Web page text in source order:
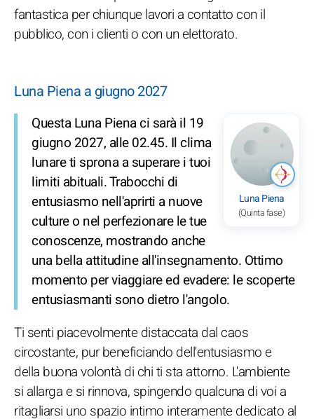
fantastica per chiunque lavori a contatto con il
pubblico, con i clienti o con un elettorato.
Luna Piena a giugno 2027
Luna Piena
(Quinta fase)
Questa Luna Piena ci sarà il 19
giugno 2027, alle 02.45. Il clima
lunare ti sprona a superare i tuoi
limiti abituali. Trabocchi di
entusiasmo nell'aprirti a nuove
culture o nel perfezionare le tue
conoscenze, mostrando anche
una bella attitudine all'insegnamento. Ottimo
momento per viaggiare ed evadere: le scoperte
entusiasmanti sono dietro l'angolo.
Ti senti piacevolmente distaccata dal caos
circostante, pur beneficiando dell'entusiasmo e
della buona volontà di chi ti sta attorno. L'ambiente
si allarga e si rinnova, spingendo qualcuna di voi a
ritagliarsi uno spazio intimo interamente dedicato al